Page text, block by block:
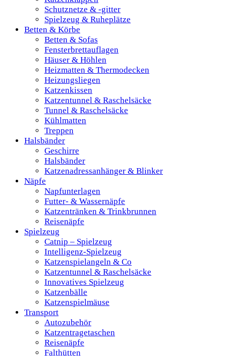
Schutznetze & -gitter
Spielzeug & Ruheplätze
Betten & Körbe
Betten & Sofas
Fensterbrettauflagen
Häuser & Höhlen
Heizmatten & Thermodecken
Heizungsliegen
Katzenkissen
Katzentunnel & Raschelsäcke
Tunnel & Raschelsäcke
Kühlmatten
Treppen
Halsbänder
Geschirre
Halsbänder
Katzenadressanhänger & Blinker
Näpfe
Napfunterlagen
Futter- & Wassernäpfe
Katzentränken & Trinkbrunnen
Reisenäpfe
Spielzeug
Catnip – Spielzeug
Intelligenz-Spielzeug
Katzenspielangeln & Co
Katzentunnel & Raschelsäcke
Innovatives Spielzeug
Katzenbälle
Katzenspielmäuse
Transport
Autozubehör
Katzentragetaschen
Reisenäpfe
Falthütten